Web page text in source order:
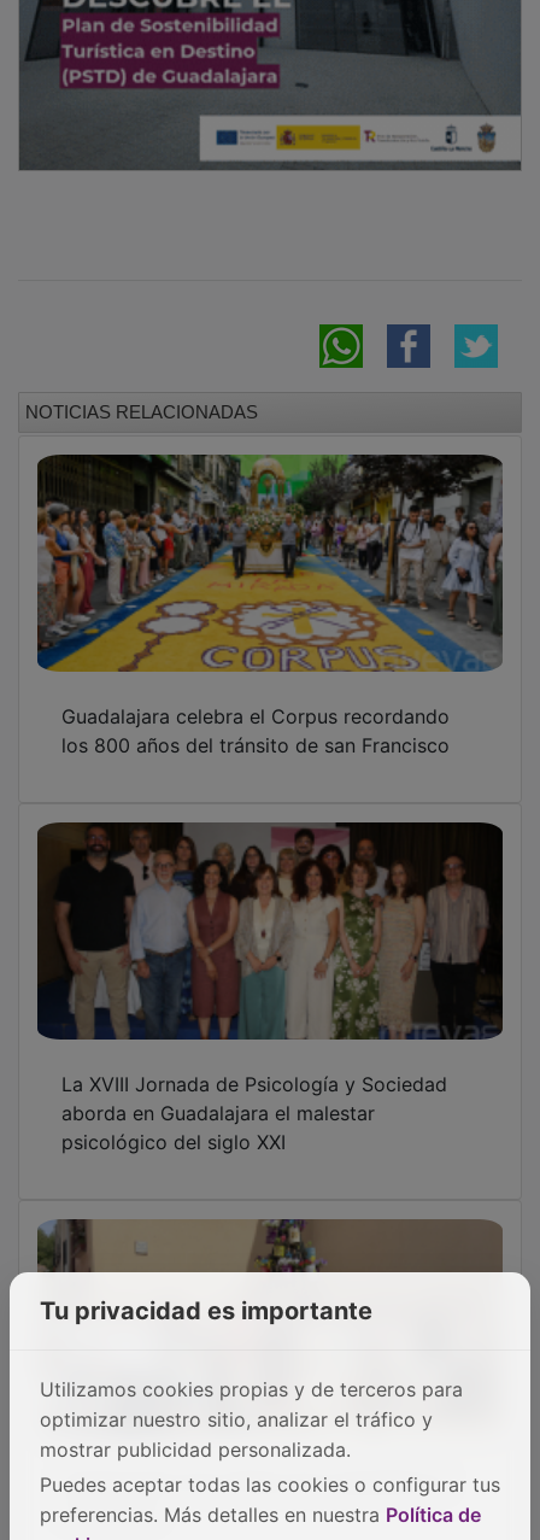
NOTICIAS RELACIONADAS
Guadalajara celebra el Corpus recordando
los 800 años del tránsito de san Francisco
La XVIII Jornada de Psicología y Sociedad
aborda en Guadalajara el malestar
psicológico del siglo XXI
Inauguración de la Plaza de la Igualdad en
Corduente
Tu privacidad es importante
Utilizamos cookies propias y de terceros para
optimizar nuestro sitio, analizar el tráfico y
mostrar publicidad personalizada.
Puedes aceptar todas las cookies o configurar tus
preferencias. Más detalles en nuestra Política de